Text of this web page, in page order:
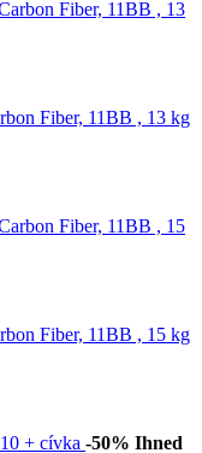
Fiber, 11BB , 13 kg
Fiber, 11BB , 15 kg
-50% Ihned